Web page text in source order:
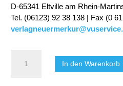
D-65341 Eltville am Rhein-
Tel. (06123) 92 38 138 | Fax (0
Plus
In den Warenkorb